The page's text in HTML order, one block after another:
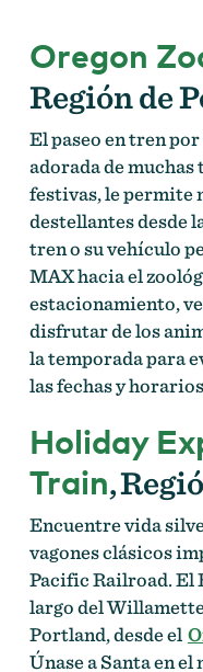
Oregon
Región de
El paseo en tren
adorada de
festivas, le permite
destellantes desde
tren o su vehículo
MAX hacia el
estacionamiento,
disfrutar de los
la temporada para
las fechas y
Holiday
Train,
Encuentre vida
vagones clásicos
Pacific Railroad. El
largo del
Portland, desde el
Únase a Santa en